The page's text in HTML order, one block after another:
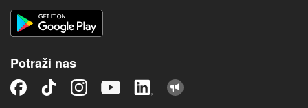
Potraži nas